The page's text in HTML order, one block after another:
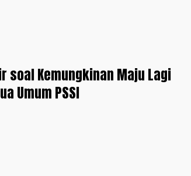
soal Kemungkinan Maju Lagi
Umum PSSI